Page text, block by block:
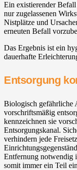
Ein existierender
nur zugelassenen
Nistplätze und
erneuten Befall
Das Ergebnis ist ein
dauerhafte
Entsorgung
Biologisch gefährliche
vorschriftsmäßig
kennzeichnen sie
Entsorgungskanal.
verhindern jede
Entfernung notwendig
somit immer ein Teil